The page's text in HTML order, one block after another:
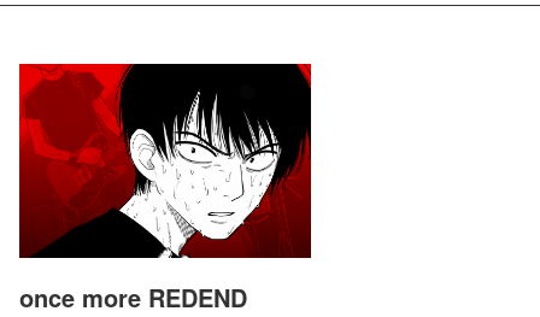
once more REDEND